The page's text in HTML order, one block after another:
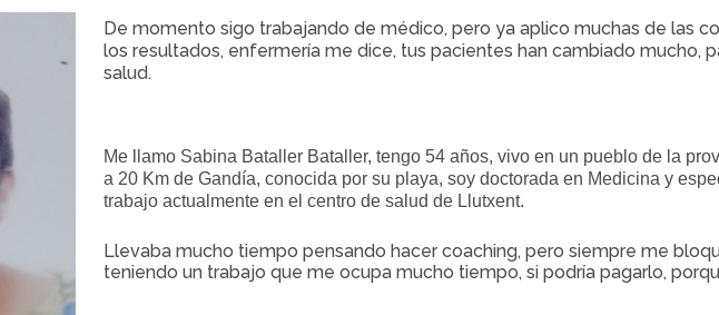
De momento sigo trabajando de médico, pero ya aplico muchas de las
los resultados, enfermería me dice, tus pacientes han cambiado mucho,
salud.
Me llamo Sabina Bataller Bataller, tengo 54 años, vivo en un pueblo de la
a 20 Km de Gandía, conocida por su playa, soy doctorada en Medicina y
trabajo actualmente en el centro de salud de Llutxent.
Llevaba mucho tiempo pensando hacer coaching, pero siempre me
teniendo un trabajo que me ocupa mucho tiempo, si podría pagarlo,